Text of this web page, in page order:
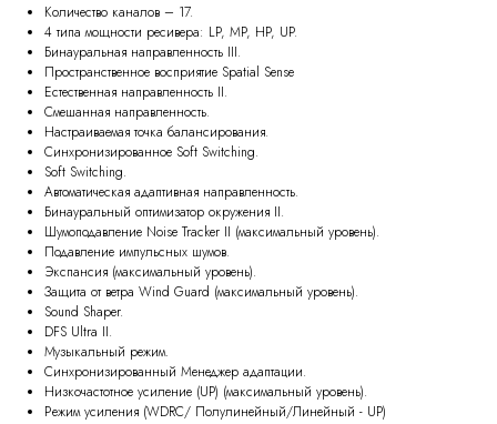
Количество каналов – 17.
4 типа мощности ресивера: LP, MP, HP, UP.
Бинауральная направленность III.
Пространственное восприятие Spatial Sense
Естественная направленность II.
Смешанная направленность.
Настраиваемая точка балансирования.
Синхронизированное Soft Switching.
Soft Switching.
Автоматическая адаптивная направленность.
Бинауральный оптимизатор окружения II.
Шумоподавление Noise Tracker II (максимальный уровень).
Подавление импульсных шумов.
Экспансия (максимальный уровень).
Защита от ветра Wind Guard (максимальный уровень).
Sound Shaper.
DFS Ultra II.
Музыкальный режим.
Синхронизированный Менеджер адаптации.
Низкочастотное усиление (UP) (максимальный уровень).
Режим усиления (WDRC/ Полулинейный/Линейный - UP)